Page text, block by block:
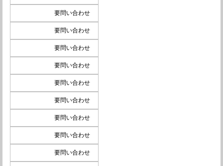
要問い合わせ
要問い合わせ
要問い合わせ
要問い合わせ
要問い合わせ
要問い合わせ
要問い合わせ
要問い合わせ
要問い合わせ